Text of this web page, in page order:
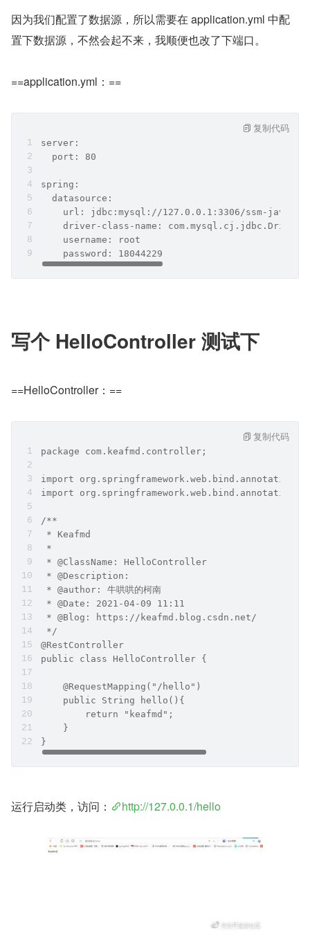
​因为我们配置了数据源，所以需要在 application.yml 中配
置下数据源，不然会起不来，我顺便也改了下端口。
==application.yml：==
server:
  port: 80
spring:
  datasource:
url: jdbc:mysql://127.0.0.1:3306/ssm-
    driver-class-name: com.mysql.cj.jdbc.Driver
    username: root
    password: 18044229
复制代码
写个 HelloController 测试下
==HelloController：==
package com.keafmd.controller;
import
import
/**
* Keafmd
*
* @ClassName: HelloController
* @Description:
* @author: 牛哄哄的柯南
* @Date: 2021-04-09 11:11
* @Blog: https://keafmd.blog.csdn.net/
*/
@RestController
public class HelloController {
    @RequestMapping("/hello")
    public String hello(){
        return "keafmd";
    }
}
复制代码
​运行启动类，访问： http://127.0.0.1/hello